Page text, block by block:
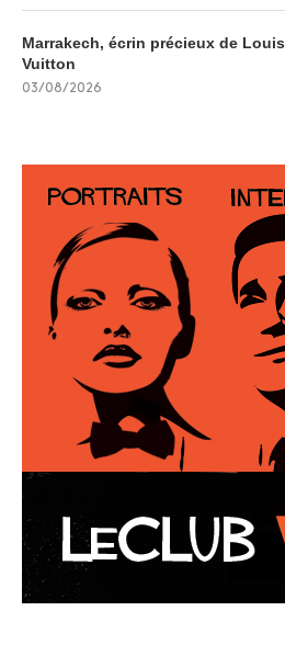
Marrakech, écrin précieux de Louis
Vuitton
03/08/2026